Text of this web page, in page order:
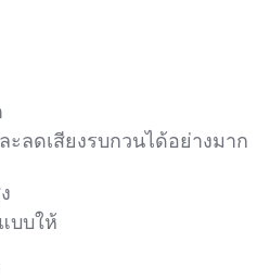
ลดเสียงรบกวนได้อย่างมาก
บบให้